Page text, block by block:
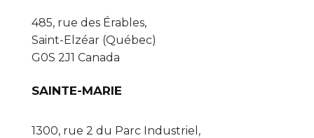
485, rue des Érables,
Saint-Elzéar (Québec)
G0S 2J1 Canada
SAINTE-MARIE
1300, rue 2 du Parc Industriel,